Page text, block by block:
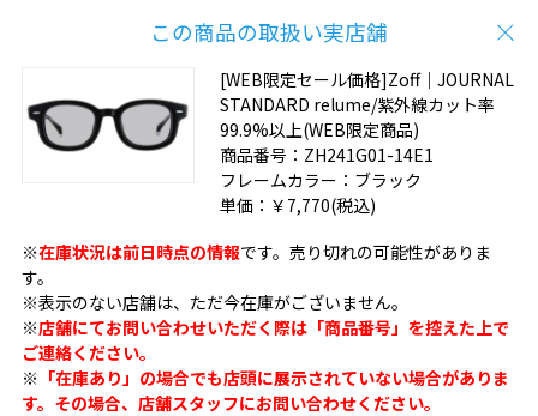
この商品の取扱い実店舗
[WEB限定セール価格]Zoff｜JOURNAL
STANDARD relume/紫外線カット率
99.9%以上(WEB限定商品)
商品番号： ZH241G01-14E1
フレームカラー： ブラック
単価： ￥7,770(税込)
※在庫状況は前日時点の情報です。売り切れの可能性がありま
す。
※表示のない店舗は、ただ今在庫がございません。
※店舗にてお問い合わせいただく際は「商品番号」を控えた上で
ご連絡ください。
※ 「在庫あり」の場合でも店頭に展示されていない場合がありま
す。その場合、店舗スタッフにお問い合わせください。